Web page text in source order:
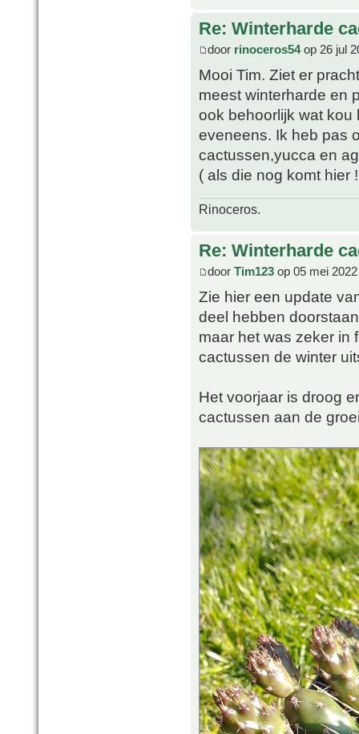
Re: Winterharde
door rinoceros54op 26 jul
Mooi Tim. Ziet er
meest winterharde en
ook behoorlijk wat kou
eveneens. Ik heb pas
cactussen,yucca en
( als die nog komt hier
Rinoceros.
Re: Winterharde
door Tim123 op 05 mei
Zie hier een update
deel hebben
maar het was zeker in
cactussen de winter
Het voorjaar is droog
cactussen aan de